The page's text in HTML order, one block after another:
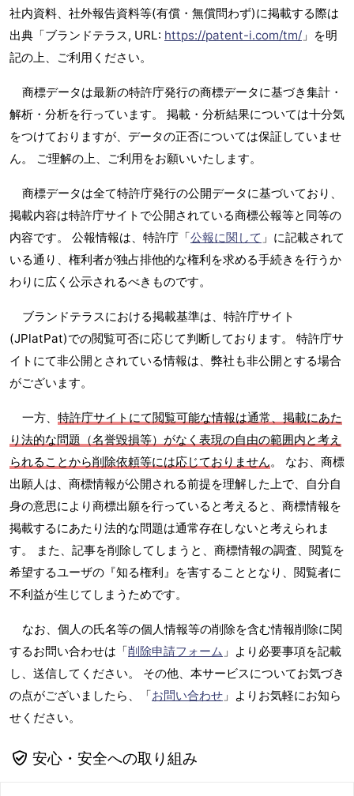
社内資料、社外報告資料等(有償・無償問わず)に掲載する際は
出典「ブランドテラス, URL: https://patent-i.com/tm/ 」を明
記の上、ご利用ください。
商標データは最新の特許庁発行の商標データに基づき集計・
解析・分析を行っています。 掲載・分析結果については十分気
をつけておりますが、データの正否については保証していませ
ん。 ご理解の上、ご利用をお願いいたします。
商標データは全て特許庁発行の公開データに基づいており、
掲載内容は特許庁サイトで公開されている商標公報等と同等の
内容です。 公報情報は、特許庁「公報に関して 」に記載されて
いる通り、権利者が独占排他的な権利を求める手続きを行うか
わりに広く公示されるべきものです。
ブランドテラスにおける掲載基準は、特許庁サイト
(JPlatPat)での閲覧可否に応じて判断しております。 特許庁サ
イトにて非公開とされている情報は、弊社も非公開とする場合
がございます。
一方、 特許庁サイトにて閲覧可能な情報は通常、掲載にあた
り法的な問題（名誉毀損等）がなく表現の自由の範囲内と考え
られることから削除依頼等には応じておりません。 なお、商標
出願人は、商標情報が公開される前提を理解した上で、自分自
身の意思により商標出願を行っていると考えると、商標情報を
掲載するにあたり法的な問題は通常存在しないと考えられま
す。 また、記事を削除してしまうと、商標情報の調査、閲覧を
希望するユーザの『知る権利』を害することとなり、閲覧者に
不利益が生じてしまうためです。
なお、個人の氏名等の個人情報等の削除を含む情報削除に関
するお問い合わせは「削除申請フォーム 」より必要事項を記載
し、送信してください。 その他、本サービスについてお気づき
の点がございましたら、「お問い合わせ 」よりお気軽にお知ら
せください。
安心・安全への取り組み